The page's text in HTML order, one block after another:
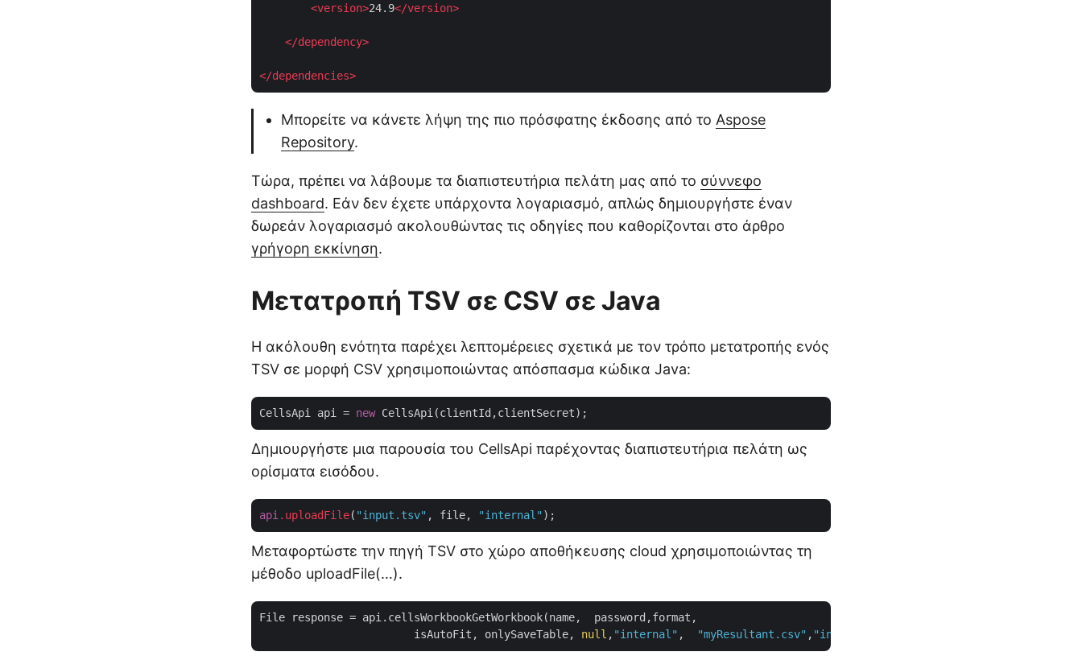
<version>24.9</version>
</dependency>
</dependencies>
Μπορείτε να κάνετε λήψη της πιο πρόσφατης έκδοσης από το Aspose
Repository.
Τώρα, πρέπει να λάβουμε τα διαπιστευτήρια πελάτη μας από το σύννεφο
dashboard. Εάν δεν έχετε υπάρχοντα λογαριασμό, απλώς δημιουργήστε έναν
δωρεάν λογαριασμό ακολουθώντας τις οδηγίες που καθορίζονται στο άρθρο
γρήγορη εκκίνηση.
Μετατροπή TSV σε CSV σε Java
Η ακόλουθη ενότητα παρέχει λεπτομέρειες σχετικά με τον τρόπο μετατροπής ενός
TSV σε μορφή CSV χρησιμοποιώντας απόσπασμα κώδικα Java:
CellsApi api = new
Δημιουργήστε μια παρουσία του CellsApi παρέχοντας διαπιστευτήρια πελάτη ως
ορίσματα εισόδου.
api .uploadFile( "input.tsv" , file, "internal"
Μεταφορτώστε την πηγή TSV στο χώρο αποθήκευσης cloud χρησιμοποιώντας τη
μέθοδο uploadFile(…).
File response = api.cellsWorkbookGetWorkbook(name,  password,format,
			isAutoFit, onlySaveTable,
null , "internal" , "myResultant.csv" , "internal"